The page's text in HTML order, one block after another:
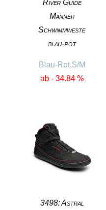
River Guide
Männer
Schwimmweste
blau-rot
Blau-Rot,S/M
ab - 34.84 %
3498: Astral